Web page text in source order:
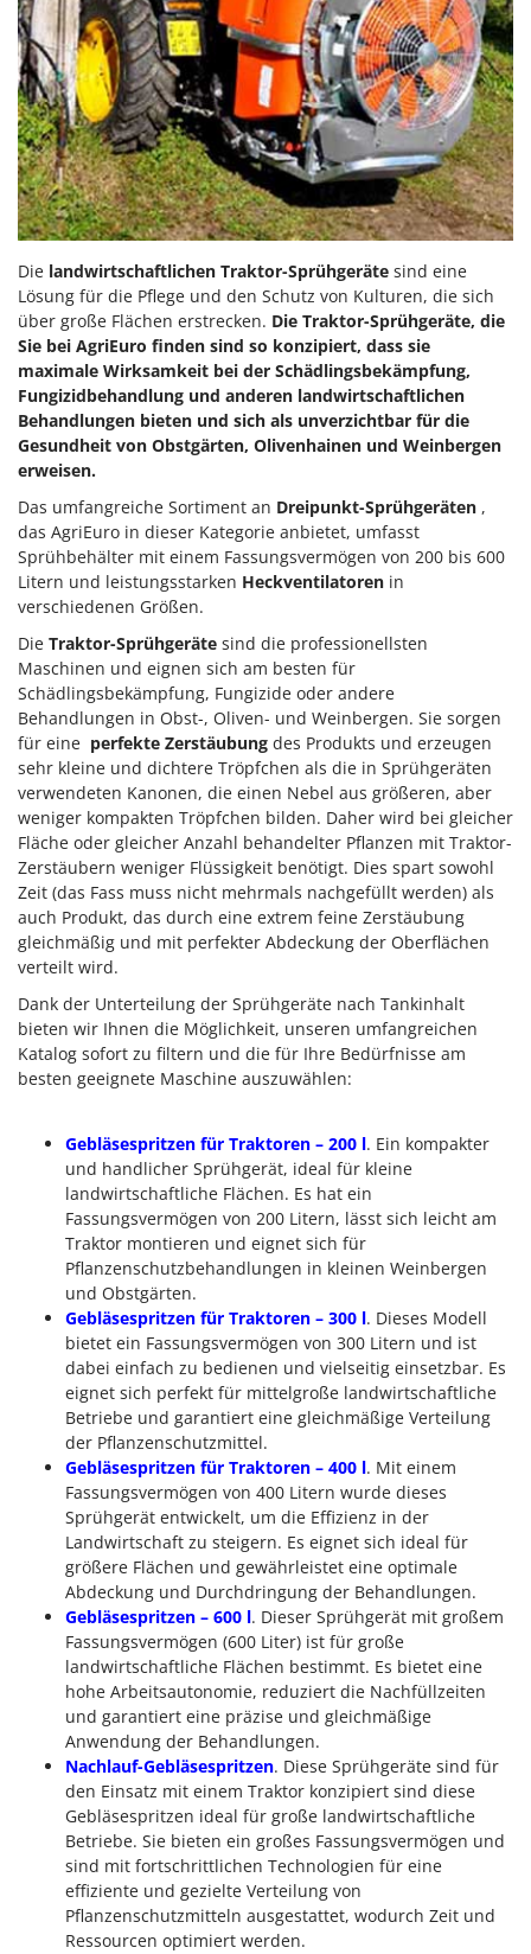
Die landwirtschaftlichen Traktor-Sprühgeräte sind eine
Lösung für die Pflege und den Schutz von Kulturen, die sich
über große Flächen erstrecken. Die Traktor-Sprühgeräte, die
Sie bei AgriEuro finden sind so konzipiert, dass sie
maximale Wirksamkeit bei der Schädlingsbekämpfung,
Fungizidbehandlung und anderen landwirtschaftlichen
Behandlungen bieten und sich als unverzichtbar für die
Gesundheit von Obstgärten, Olivenhainen und Weinbergen
erweisen.
Das umfangreiche Sortiment an Dreipunkt-Sprühgeräten ,
das AgriEuro in dieser Kategorie anbietet, umfasst
Sprühbehälter mit einem Fassungsvermögen von 200 bis 600
Litern und leistungsstarken Heckventilatoren in
verschiedenen Größen.
Die Traktor-Sprühgeräte sind die professionellsten
Maschinen und eignen sich am besten für
Schädlingsbekämpfung, Fungizide oder andere
Behandlungen in Obst-, Oliven- und Weinbergen. Sie sorgen
für eine perfekte Zerstäubung des Produkts und erzeugen
sehr kleine und dichtere Tröpfchen als die in Sprühgeräten
verwendeten Kanonen, die einen Nebel aus größeren, aber
weniger kompakten Tröpfchen bilden. Daher wird bei gleicher
Fläche oder gleicher Anzahl behandelter Pflanzen mit Traktor-
Zerstäubern weniger Flüssigkeit benötigt. Dies spart sowohl
Zeit (das Fass muss nicht mehrmals nachgefüllt werden) als
auch Produkt, das durch eine extrem feine Zerstäubung
gleichmäßig und mit perfekter Abdeckung der Oberflächen
verteilt wird.
Dank der Unterteilung der Sprühgeräte nach Tankinhalt
bieten wir Ihnen die Möglichkeit, unseren umfangreichen
Katalog sofort zu filtern und die für Ihre Bedürfnisse am
besten geeignete Maschine auszuwählen:
Gebläsespritzen für Traktoren – 200 l. Ein kompakter
und handlicher Sprühgerät, ideal für kleine
landwirtschaftliche Flächen. Es hat ein
Fassungsvermögen von 200 Litern, lässt sich leicht am
Traktor montieren und eignet sich für
Pflanzenschutzbehandlungen in kleinen Weinbergen
und Obstgärten.
Gebläsespritzen für Traktoren – 300 l. Dieses Modell
bietet ein Fassungsvermögen von 300 Litern und ist
dabei einfach zu bedienen und vielseitig einsetzbar. Es
eignet sich perfekt für mittelgroße landwirtschaftliche
Betriebe und garantiert eine gleichmäßige Verteilung
der Pflanzenschutzmittel.
Gebläsespritzen für Traktoren – 400 l. Mit einem
Fassungsvermögen von 400 Litern wurde dieses
Sprühgerät entwickelt, um die Effizienz in der
Landwirtschaft zu steigern. Es eignet sich ideal für
größere Flächen und gewährleistet eine optimale
Abdeckung und Durchdringung der Behandlungen.
Gebläsespritzen – 600 l. Dieser Sprühgerät mit großem
Fassungsvermögen (600 Liter) ist für große
landwirtschaftliche Flächen bestimmt. Es bietet eine
hohe Arbeitsautonomie, reduziert die Nachfüllzeiten
und garantiert eine präzise und gleichmäßige
Anwendung der Behandlungen.
Nachlauf-Gebläsespritzen. Diese Sprühgeräte sind für
den Einsatz mit einem Traktor konzipiert sind diese
Gebläsespritzen ideal für große landwirtschaftliche
Betriebe. Sie bieten ein großes Fassungsvermögen und
sind mit fortschrittlichen Technologien für eine
effiziente und gezielte Verteilung von
Pflanzenschutzmitteln ausgestattet, wodurch Zeit und
Ressourcen optimiert werden.